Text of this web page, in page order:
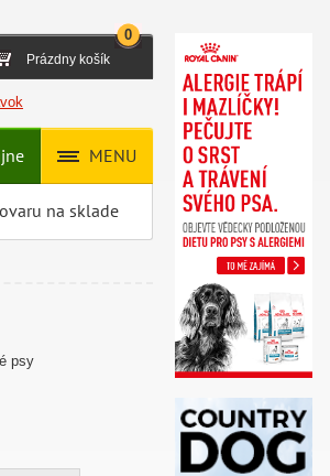
Prázdny košík
0
MENU
na sklade
psy